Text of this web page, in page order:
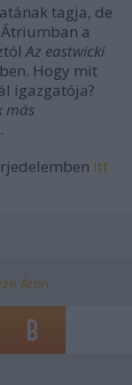
tagja, de
a
Az eastwicki
Hogy mit
igazgatója?
más
itt
Áron